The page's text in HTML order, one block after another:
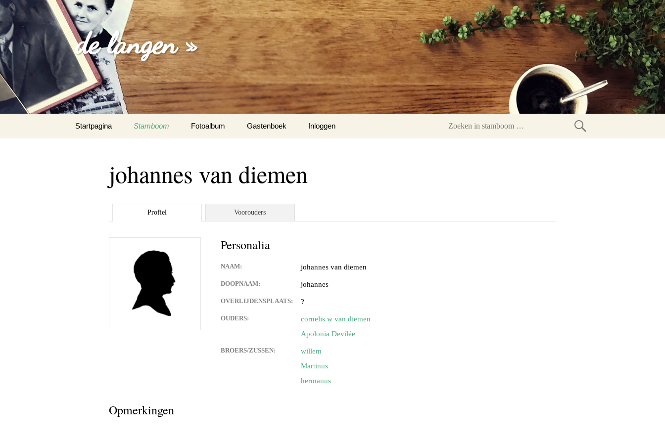
de langen »
naar
Startpagina Stamboom Fotoalbum
familie foto’s
lieke bouwman
sandra van eck
Fotoalbum van franciscus cornelis (sr)
Gastenboek
Inloggen
Zoeken
johannes van diemen
Profiel Voorouders
Personalia
NAAM: johannes van diemen
DOOPNAAM: johannes
OVERLIJDENSPLAATS: ?
OUDERS:
cornelis w van diemen
Apolonia Devilée
BROERS/ZUSSEN:
willem
Martinus
hermanus
Opmerkingen